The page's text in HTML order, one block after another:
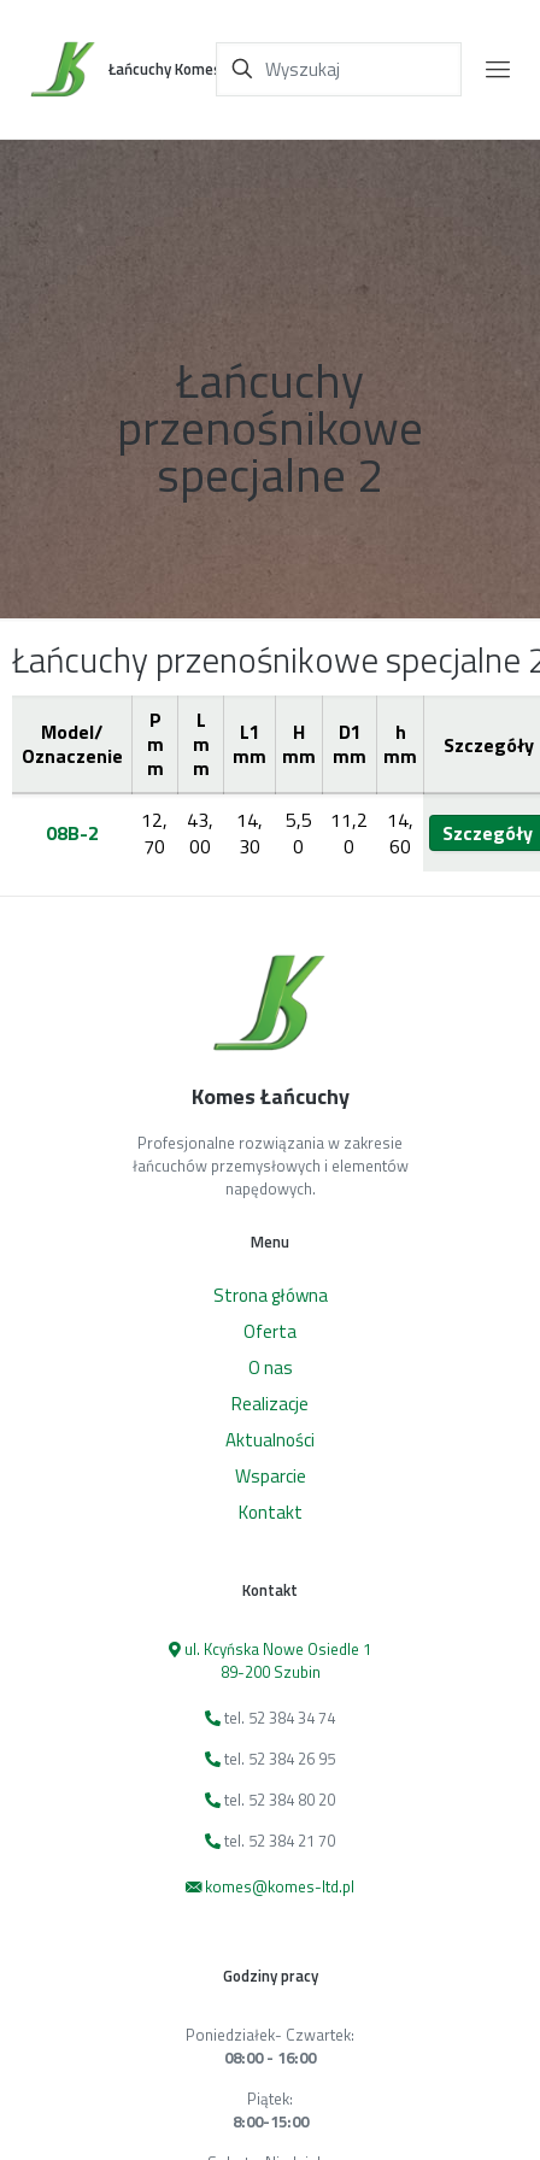
Łańcuchy Komes
Łańcuchy
przenośnikowe
specjalne 2
Łańcuchy przenośnikowe specjalne
Model/
Oznaczenie
P
m
m
L
m
m
L1
mm
H
mm
D1
mm
h
mm
Szczegóły
08B-2
12,
70
43,
00
14,
30
5,5
0
11,2
0
14,
60
Szczegóły
Komes Łańcuchy
Profesjonalne rozwiązania w zakresie
łańcuchów przemysłowych i elementów
napędowych.
Menu
Strona główna
Oferta
O nas
Realizacje
Aktualności
Wsparcie
Kontakt
Kontakt
ul. Kcyńska Nowe Osiedle 1
89-200 Szubin
tel. 52 384 34 74
tel. 52 384 26 95
tel. 52 384 80 20
tel. 52 384 21 70
komes@komes-ltd.pl
Godziny pracy
Poniedziałek- Czwartek:
08:00 - 16:00
Piątek:
8:00-15:00